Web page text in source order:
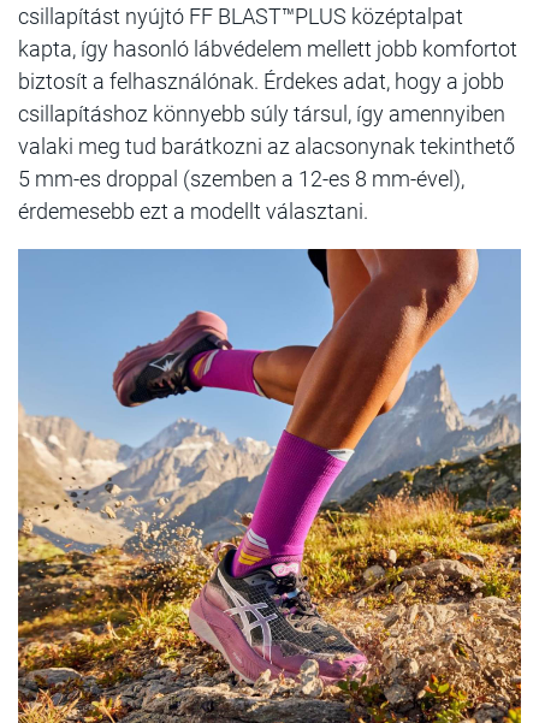
csillapítást nyújtó FF BLAST™PLUS középtalpat
kapta, így hasonló lábvédelem mellett jobb komfortot
biztosít a felhasználónak. Érdekes adat, hogy a jobb
csillapításhoz könnyebb súly társul, így amennyiben
valaki meg tud barátkozni az alacsonynak tekinthető
5 mm-es droppal (szemben a 12-es 8 mm-ével),
érdemesebb ezt a modellt választani.